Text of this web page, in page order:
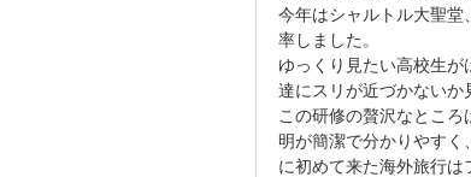
今年はシャルトル大聖堂
率しました。
ゆっくり見たい高校生
達にスリが近づかないか
この研修の贅沢なとこ
明が簡潔で分かりやす
に初めて来た海外旅行